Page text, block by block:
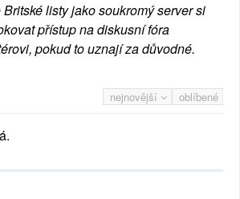
listy jako soukromý server si
přístup na diskusní fóra
pokud to uznají za důvodné.
nejnovější oblíbené